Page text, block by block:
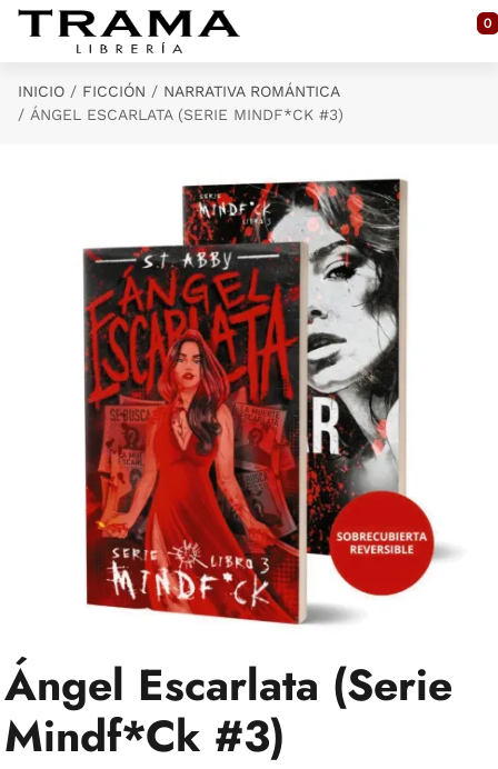
Saltar al contenido principal
0
INICIO FICCIÓN
NARRATIVA ROMÁNTICA
ÁNGEL ESCARLATA (SERIE MINDF*CK #3)
Ángel Escarlata (Serie
Mindf*Ck #3)